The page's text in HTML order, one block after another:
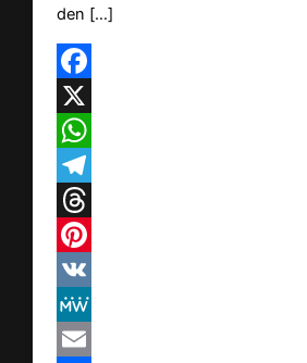
den […]
Facebook
X
WhatsApp
Telegram
Threads
Pinterest
VK
MeWe